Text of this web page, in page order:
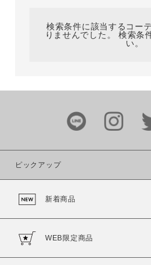
検索条件に該当するコー
りませんでした。 検索条
い。
ピックアップ
新着商品
WEB限定商品